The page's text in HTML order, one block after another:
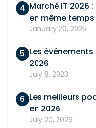
Marché IT 2026
en même temps
January 20, 2025
Les
2026
July 8, 2023
Les meilleurs
en 2026
July 20, 2026